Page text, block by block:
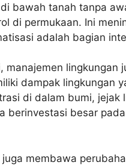
bawah tanah tanpa
di permukaan. Ini
adalah bagian
manajemen
dampak lingkungan
di dalam bumi, jejak
berinvestasi besar
membawa